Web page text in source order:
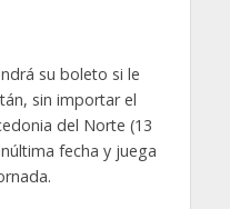
su boleto si le
sin importar el
del Norte (13
fecha y juega